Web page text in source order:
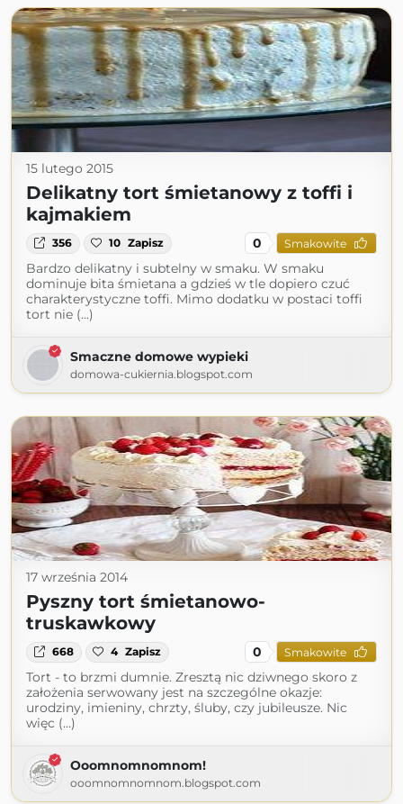
15 lutego 2015
Delikatny tort śmietanowy z toffi i
kajmakiem
356 10 Zapisz 0 Smakowite
Bardzo delikatny i subtelny w smaku. W smaku
dominuje bita śmietana a gdzieś w tle dopiero czuć
charakterystyczne toffi. Mimo dodatku w postaci toffi
tort nie (...)
Smaczne domowe wypieki
domowa-cukiernia.blogspot.com
17 września 2014
Pyszny tort śmietanowo-
truskawkowy
668 4 Zapisz 0 Smakowite
Tort - to brzmi dumnie. Zresztą nic dziwnego skoro z
założenia serwowany jest na szczególne okazje:
urodziny, imieniny, chrzty, śluby, czy jubileusze. Nic
więc (...)
Ooomnomnomnom!
ooomnomnomnom.blogspot.com